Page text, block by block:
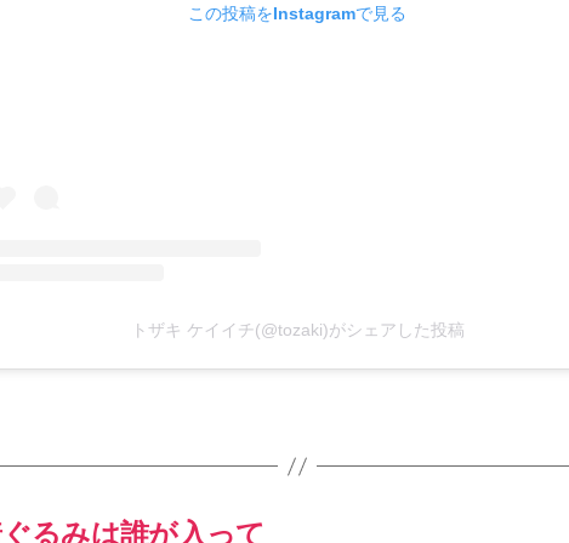
この投稿をInstagramで見る
トザキ ケイイチ(@tozaki)がシェアした投稿
るみは誰が入って